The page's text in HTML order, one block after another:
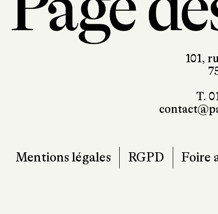
101,
T.
Mentions légales RGPD Foire